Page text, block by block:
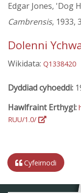
Edgar Jones, 'Dog
Cambrensis, 1933,
Dolenni
Wikidata: Q1338420
Dyddiad cyhoeddi:
Hawlfraint Erthygl:
RUU/1.0/
Cyfeirnodi